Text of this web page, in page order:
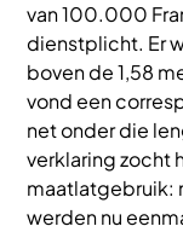
van 100.000
dienstplicht. Er
boven de 1,58
vond een
net onder die
verklaring zocht
maatlatgebruik:
werden nu